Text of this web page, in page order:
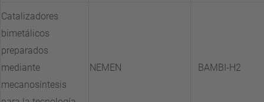
Catalizadores
bimetálicos
preparados
mediante
mecanosíntesis
NEMEN BAMBI-H2